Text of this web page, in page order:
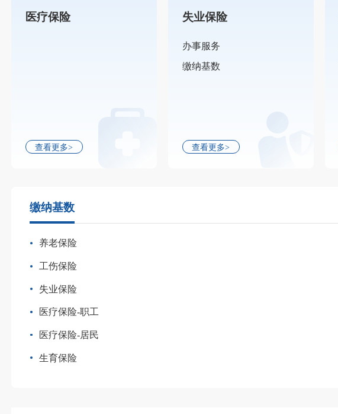
医疗保险
查看更多>
失业保险
办事服务
缴纳基数
查看更多>
缴纳基数
养老保险
工伤保险
失业保险
医疗保险-职工
医疗保险-居民
生育保险